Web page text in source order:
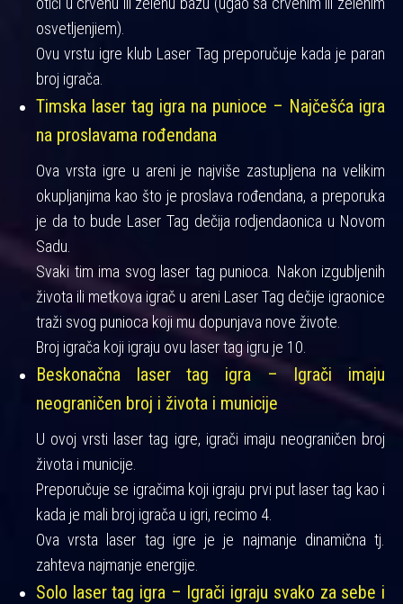
osvetljenjiem).
Ovu vrstu igre klub Laser Tag preporučuje kada je paran
broj igrača.
Timska laser tag igra na punioce – Najčešća igra
na proslavama rođendana
Ova vrsta igre u areni je najviše zastupljena na velikim
okupljanjima kao što je proslava rođendana, a preporuka
je da to bude Laser Tag dečija rodjendaonica u Novom
Sadu.
Svaki tim ima svog laser tag punioca. Nakon izgubljenih
života ili metkova igrač u areni Laser Tag dečije igraonice
traži svog punioca koji mu dopunjava nove živote.
Broj igrača koji igraju ovu laser tag igru je 10.
Beskonačna laser tag igra – Igrači imaju
neograničen broj i života i municije
U ovoj vrsti laser tag igre, igrači imaju neograničen broj
života i municije.
Preporučuje se igračima koji igraju prvi put laser tag kao i
kada je mali broj igrača u igri, recimo 4.
Ova vrsta laser tag igre je je najmanje dinamična tj.
zahteva najmanje energije.
Solo laser tag igra – Igrači igraju svako za sebe i